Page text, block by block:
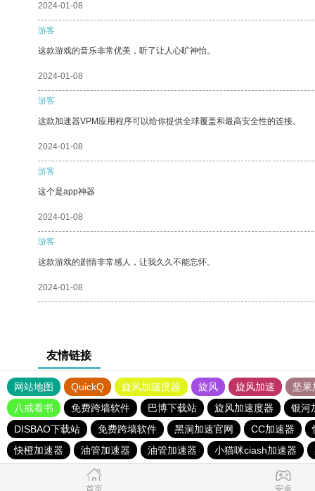
2024-01-08
游客
这款游戏的音乐非常优美，听了让人心旷神怡。
2024-01-08
游客
这款加速器VPM应用程序可以给你提供全球覆盖和最高安全性的连接。
2024-01-08
游客
这个是app神器
2024-01-08
游客
这款游戏的剧情非常感人，让我久久不能忘怀。
2024-01-08
友情链接
网站地图 QuickQ 旋风加速度器 旋风 旋风加速
坚果
八戒看书
免费跨墙软件 巴博下载站 旋风加速度器
银河
DISBAO下载站
免费跨墙软件 黑洞加速官网 CC加速器
快橙加速器
油管加速器 油管加速器 小猫咪ciash加速器
首页 安卓